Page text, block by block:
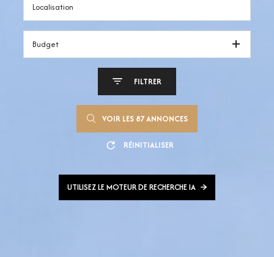
Budget
FILTRER
VOIR LES 87ANNONCES
RÉINITIALISER
UTILISEZ LE MOTEUR DE RECHERCHE IA